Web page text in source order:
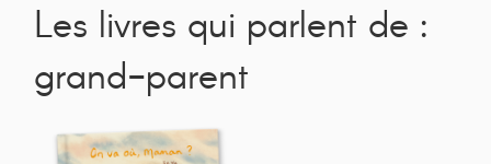
Les livres qui parlent de :
grand-parent